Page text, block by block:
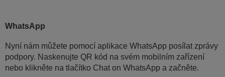
WhatsApp
Nyní nám můžete pomocí aplikace WhatsApp posílat zprávy
podpory. Naskenujte QR kód na svém mobilním zařízení
nebo klikněte na tlačítko Chat on WhatsApp a začněte.